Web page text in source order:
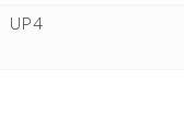
UP4